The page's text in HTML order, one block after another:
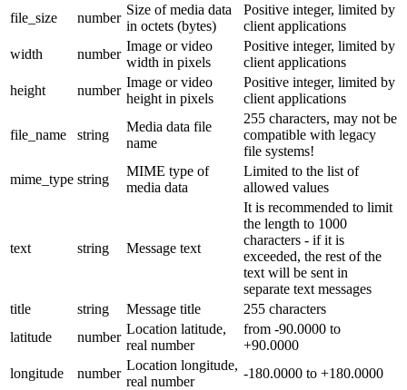
file_size
number
Size of media data
in octets (bytes)
Positive integer, limited by
client applications
width
number
Image or video
width in pixels
Positive integer, limited by
client applications
height
number
Image or video
height in pixels
Positive integer, limited by
client applications
file_name string
Media data file
name
255 characters, may not be
compatible with legacy
file systems!
mime_type string
MIME type of
media data
Limited to the list of
allowed values
text string Message text
It is recommended to limit
the length to 1000
characters - if it is
exceeded, the rest of the
text will be sent in
separate text messages
title
string Message title
255 characters
latitude
number
Location latitude,
real number
from -90.0000 to
+90.0000
longitude
number
Location longitude,
real number
-180.0000 to +180.0000